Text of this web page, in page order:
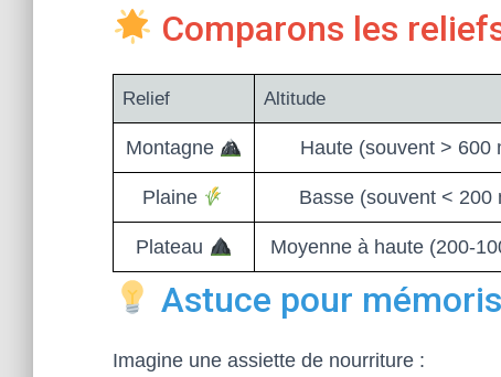
Comparons les
Relief Altitude
Montagne Haute (souvent > 600
Plaine Basse (souvent < 200
Plateau Moyenne à haute (200-
Astuce pour
Imagine une assiette de nourriture :